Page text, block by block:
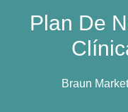
Plan De
Braun